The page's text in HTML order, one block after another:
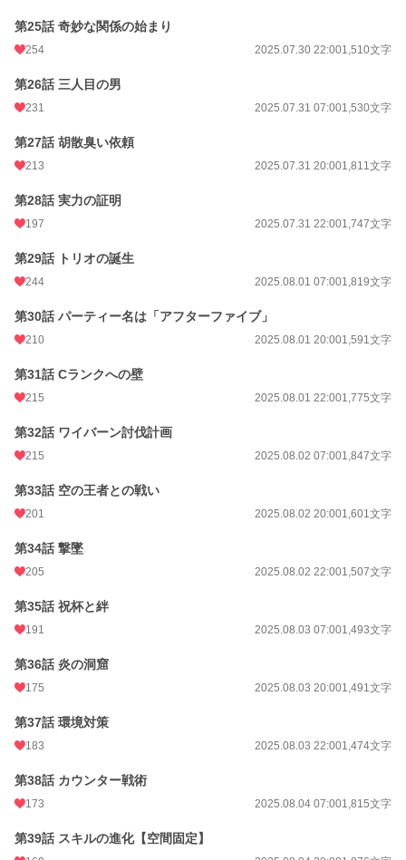
第25話 奇妙な関係の始まり
254 2025.07.30 22:001,510文字
第26話 三人目の男
231 2025.07.31 07:001,530文字
第27話 胡散臭い依頼
213 2025.07.31 20:001,811文字
第28話 実力の証明
197 2025.07.31 22:001,747文字
第29話 トリオの誕生
244 2025.08.01 07:001,819文字
第30話 パーティー名は「アフターファイブ」
210 2025.08.01 20:001,591文字
第31話 Cランクへの壁
215 2025.08.01 22:001,775文字
第32話 ワイバーン討伐計画
215 2025.08.02 07:001,847文字
第33話 空の王者との戦い
201 2025.08.02 20:001,601文字
第34話 撃墜
205 2025.08.02 22:001,507文字
第35話 祝杯と絆
191 2025.08.03 07:001,493文字
第36話 炎の洞窟
175 2025.08.03 20:001,491文字
第37話 環境対策
183 2025.08.03 22:001,474文字
第38話 カウンター戦術
173 2025.08.04 07:001,815文字
第39話 スキルの進化【空間固定】